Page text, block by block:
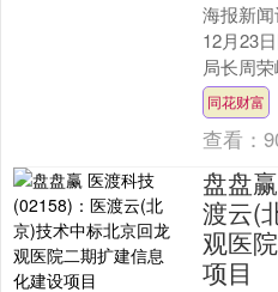
海报新
12月23
局长周
2026年
路服务区
同花财富
查看：
盘盘
渡云(
观医
项目